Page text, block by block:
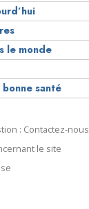
le monde
santé
: Contactez-nous
le site